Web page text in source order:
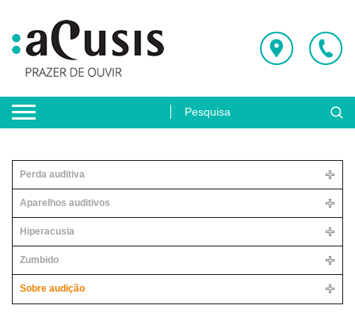
Perda auditiva
Aparelhos auditivos
Hiperacusia
Zumbido
Sobre audição